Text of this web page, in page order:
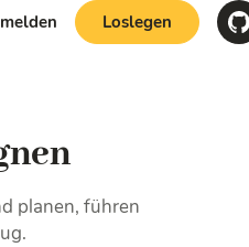
Loslegen
planen, führen